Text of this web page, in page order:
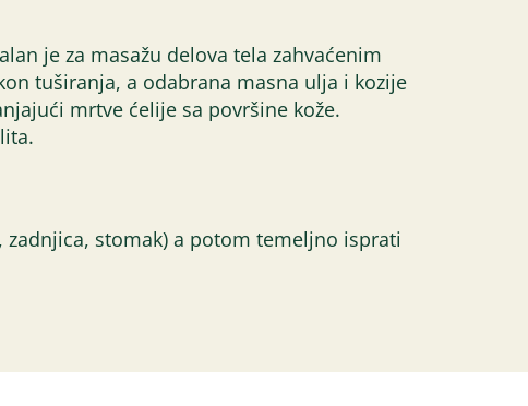
je za masažu delova tela zahvaćenim
tuširanja, a odabrana masna ulja i kozije
mrtve ćelije sa površine kože.
stomak) a potom temeljno isprati